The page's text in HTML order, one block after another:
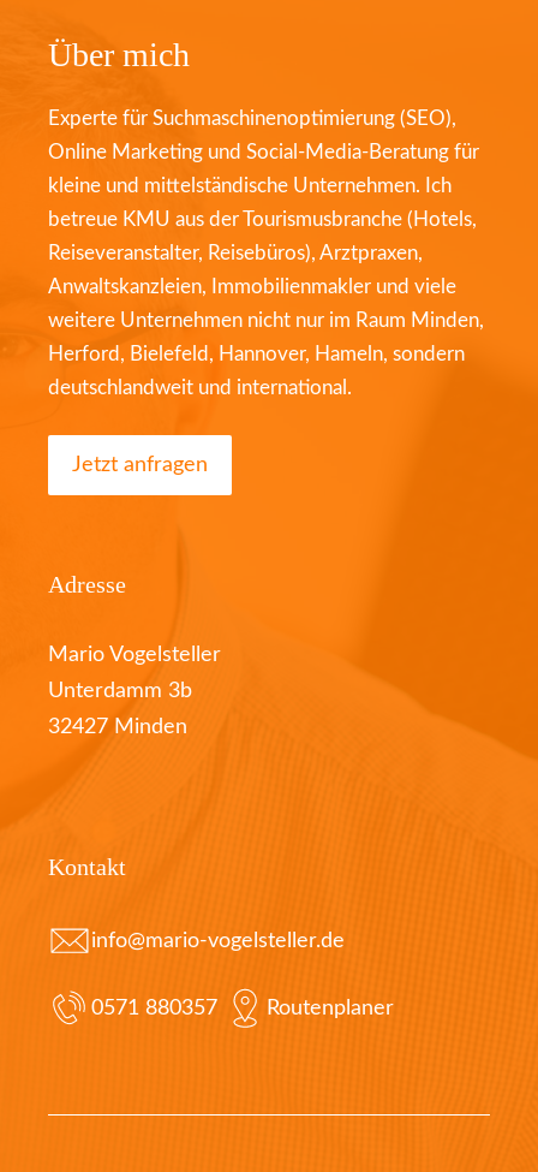
Über mich
Experte für Suchmaschinenoptimierung (SEO),
Online Marketing und Social-Media-Beratung für
kleine und mittelständische Unternehmen. Ich
betreue KMU aus der Tourismusbranche (Hotels,
Reiseveranstalter, Reisebüros), Arztpraxen,
Anwaltskanzleien, Immobilienmakler und viele
weitere Unternehmen nicht nur im Raum Minden,
Herford, Bielefeld, Hannover, Hameln, sondern
deutschlandweit und international.
Jetzt anfragen
Adresse
Mario Vogelsteller
Unterdamm 3b
32427 Minden
Kontakt
info@mario-vogelsteller.de
0571 880357 Routenplaner